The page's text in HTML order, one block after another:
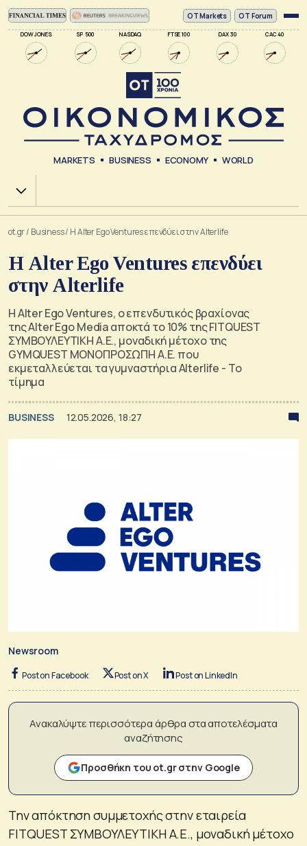
DOW JONES SP 500 NASDAQ FTSE 100 DAX 30 CAC 40
ΟΤ Markets OT Forum
MARKETS BUSINESS ECONOMY WORLD
Χ.Α.
ot.gr/ Business/ Η Alter Ego Ventures επενδύει στην Alterlife
Η Alter Ego Ventures επενδύει
στην Alterlife
Η Alter Ego Ventures, ο επενδυτικός βραχίονας
της Alter Ego Media αποκτά το 10% της FITQUEST
ΣΥΜΒΟΥΛΕΥΤΙΚΗ Α.Ε., μοναδική μέτοχο της
GΥMQUEST ΜΟΝΟΠΡΟΣΩΠΗ Α.Ε. που
εκμεταλλεύεται τα γυμναστήρια Alterlife - Το
τίμημα
BUSINESS 12.05.2026, 18:27
Newsroom
Post on Facebook Post on X Post on LinkedIn
Ανακαλύψτε περισσότερα άρθρα στα αποτελέσματα
αναζήτησης
Προσθήκη του ot.gr στην Google
Την απόκτηση συμμετοχής στην εταιρεία
FITQUEST ΣΥΜΒΟΥΛΕΥΤΙΚΗ Α.Ε., μοναδική μέτοχο